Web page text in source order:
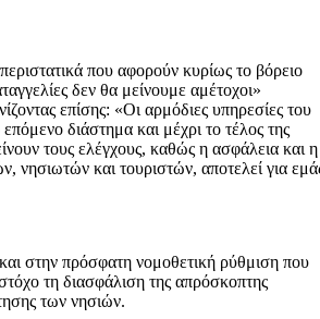
που αφορούν κυρίως το βόρειο
δεν θα μείνουμε αμέτοχοι»
επίσης: «Οι αρμόδιες υπηρεσίες του
διάστημα και μέχρι το τέλος της
τους ελέγχους, καθώς η ασφάλεια και η
νησιωτών και τουριστών, αποτελεί για
στην πρόσφατη νομοθετική ρύθμιση που
τη διασφάλιση της απρόσκοπτης
των νησιών.